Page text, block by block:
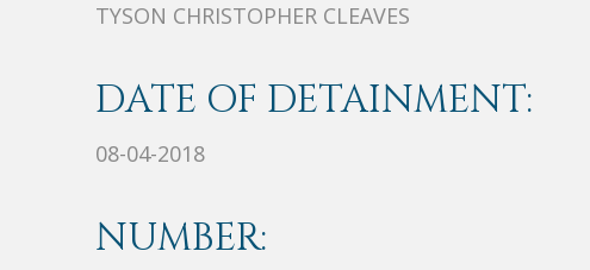
TYSON CHRISTOPHER CLEAVES
DATE OF DETAINMENT:
08-04-2018
NUMBER: